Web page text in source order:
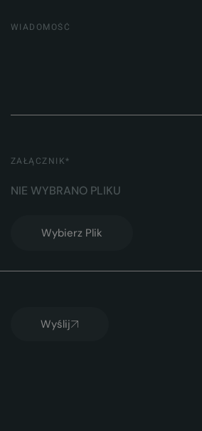
ZAŁĄCZNIK*
Wybierz Plik
Wyślij